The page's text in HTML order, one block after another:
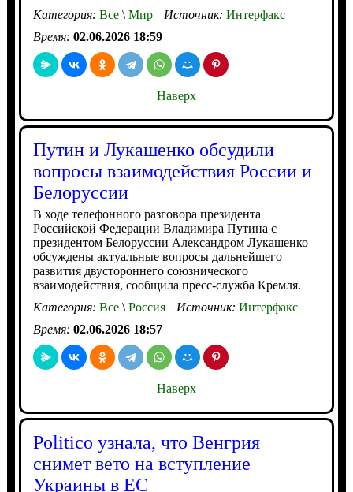
Категория: Все\Мир Источник: Интерфакс
Время: 02.06.2026 18:59
Наверх
Путин и Лукашенко обсудили
вопросы взаимодействия России и
Белоруссии
В ходе телефонного разговора президента
Российской Федерации Владимира Путина с
президентом Белоруссии Александром Лукашенко
обсуждены актуальные вопросы дальнейшего
развития двустороннего союзнического
взаимодействия, сообщила пресс-служба Кремля.
Категория: Все\Россия Источник: Интерфакс
Время: 02.06.2026 18:57
Наверх
Politico узнала, что Венгрия
снимет вето на вступление
Украины в ЕС